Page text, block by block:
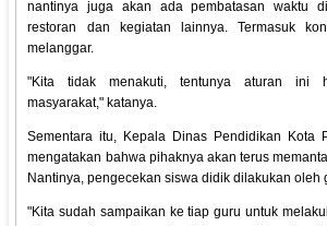
nantinya juga akan ada pembatasan waktu
restoran dan kegiatan lainnya. Termasuk
melanggar.
"Kita tidak menakuti, tentunya aturan ini
masyarakat," katanya.
Sementara itu, Kepala Dinas Pendidikan Kota
mengatakan bahwa pihaknya akan terus
Nantinya, pengecekan siswa didik dilakukan oleh
"Kita sudah sampaikan ke tiap guru untuk